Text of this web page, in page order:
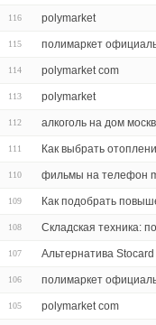
116 polymarket
115 полимаркет
114 polymarket com
113 polymarket
112 алкоголь на дом
111 Как выбрать
110 фильмы на телефон
109 Как подобрать
108 Складская техника:
107 Альтернатива
106 полимаркет
105 polymarket com